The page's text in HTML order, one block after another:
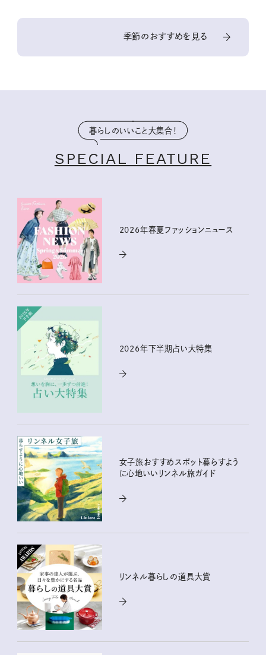
季節のおすすめを見る
暮らしのいいこと大集合！
SPECIAL FEATURE
2026年春夏ファッションニュース
2026年下半期占い大特集
女子旅おすすめスポット暮らすよう
に心地いいリンネル旅ガイド
リンネル暮らしの道具大賞